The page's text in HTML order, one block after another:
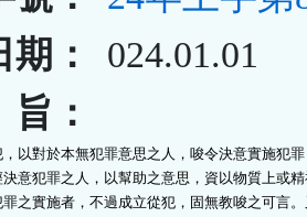
：
024.01.01
：
以對於本無犯罪意思之人，唆令決意實施犯
意犯罪之人，以幫助之意思，資以物質上或
之實施者，不過成立從犯，固無教唆之可言